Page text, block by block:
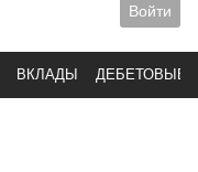
Войти
ВКЛАДЫ ДЕБЕТОВЫЕ